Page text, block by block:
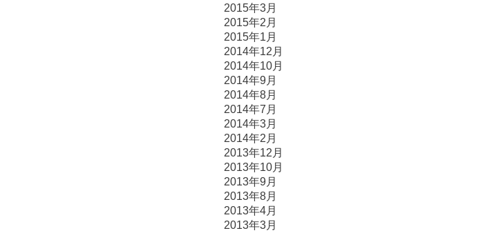
2015年3月
2015年2月
2015年1月
2014年12月
2014年10月
2014年9月
2014年8月
2014年7月
2014年3月
2014年2月
2013年12月
2013年10月
2013年9月
2013年8月
2013年4月
2013年3月